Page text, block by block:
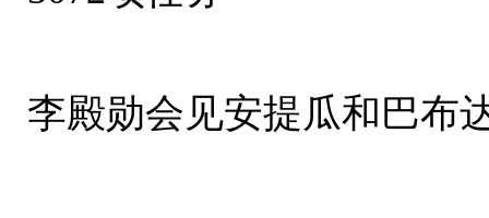
李殿勋会见安提瓜和巴布